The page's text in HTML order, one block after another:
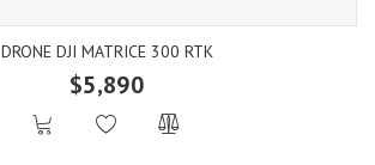
DRONE DJI MATRICE 300 RTK
$5,890